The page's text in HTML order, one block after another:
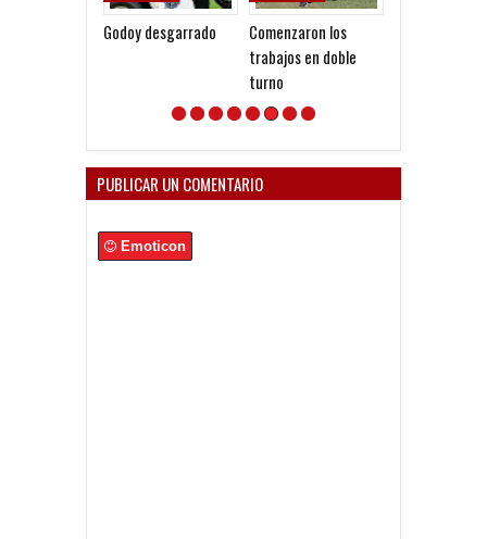
Godoy desgarrado
Comenzaron los
trabajos en doble
turno
PUBLICAR UN COMENTARIO
Emoticon